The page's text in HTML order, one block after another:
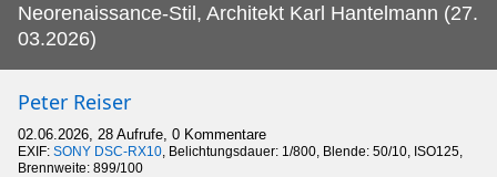
Neorenaissance-Stil, Architekt Karl Hantelmann (27.
03.2026)
Peter Reiser
02.06.2026, 28 Aufrufe, 0 Kommentare
EXIF: SONY DSC-RX10, Belichtungsdauer: 1/800, Blende: 50/10, ISO125,
Brennweite: 899/100